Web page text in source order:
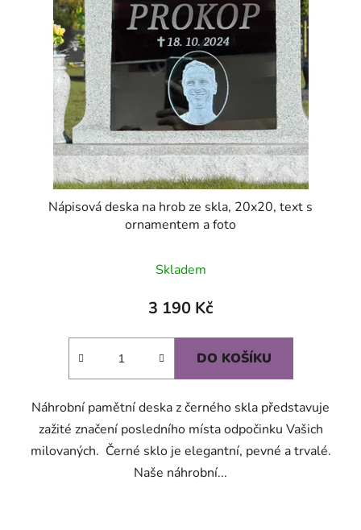
Nápisová deska na hrob ze skla, 20x20, text s
ornamentem a foto
hodnocení
produktu
5,0
hvězdiček.
Skladem
3 190 Kč
DO KOŠÍKU
Náhrobní pamětní deska z černého skla představuje
zažité značení posledního místa odpočinku Vašich
milovaných. Černé sklo je elegantní, pevné a trvalé.
Naše náhrobní...